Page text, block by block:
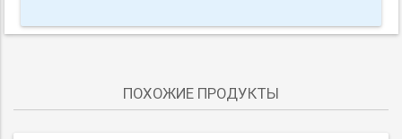
ПОХОЖИЕ ПРОДУКТЫ